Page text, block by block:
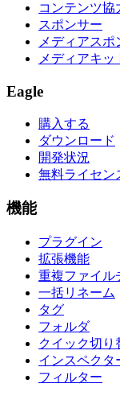
コンテンツ協
スポンサー
メディアスポ
メディアキッ
Eagle
購入する
ダウンロード
開発状況
無料ライセン
機能
プラグイン
拡張機能
重複ファイル
一括リネーム
タグ
フォルダ
クイック切り
インスペクタ
フィルター